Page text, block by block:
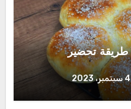
تحضير
4 سبتمبر، 2023